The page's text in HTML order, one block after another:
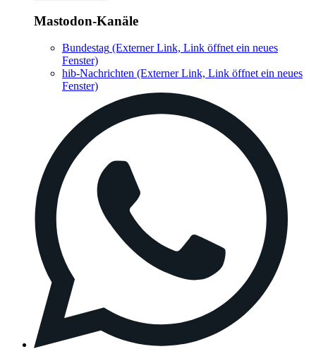
Mastodon-Kanäle
Bundestag (Externer Link, Link öffnet ein neues
Fenster)
hib-Nachrichten (Externer Link, Link öffnet ein neues
Fenster)